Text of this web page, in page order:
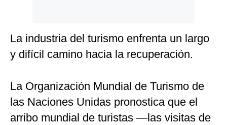
La industria del turismo enfrenta un largo
y difícil camino hacia la recuperación.
La Organización Mundial de Turismo de
las Naciones Unidas pronostica que el
arribo mundial de turistas —las visitas de